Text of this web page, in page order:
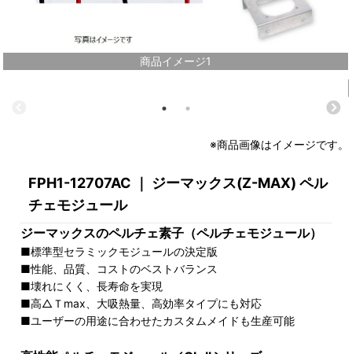
商品イメージ1
※商品画像はイメージです。
FPH1-12707AC ｜ ジーマックス(Z-MAX) ペル
チェモジュール
ジーマックスのペルチェ素子（ペルチェモジュール）
■標準型セラミックモジュールの決定版
■性能、品質、コストのベストバランス
■壊れにくく、長寿命を実現
■高△Ｔmax、大吸熱量、高効率タイプにも対応
■ユーザーの用途に合わせたカスタムメイドも生産可能